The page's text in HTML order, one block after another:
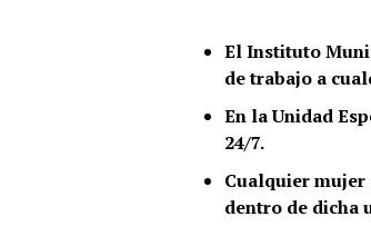
El Instituto
de trabajo a
En la Unidad
24/7.
Cualquier mujer
dentro de dicha